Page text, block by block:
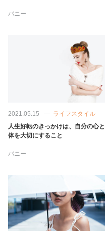
バニー
2021.05.15
ライフスタイル
人生好転のきっかけは、自分の心と
体を大切にすること
バニー